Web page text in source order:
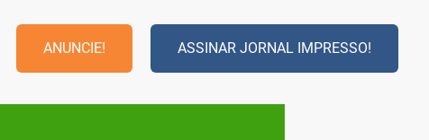
ANUNCIE! ASSINAR JORNAL IMPRESSO!